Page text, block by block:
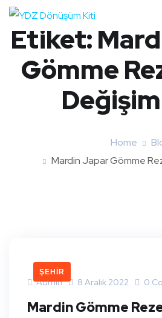
Etiket:
Gömme
Home
Mardin Japar Gömme
ŞEHIR
Admin 8 Aralık 2022 0
Mardin Gömme